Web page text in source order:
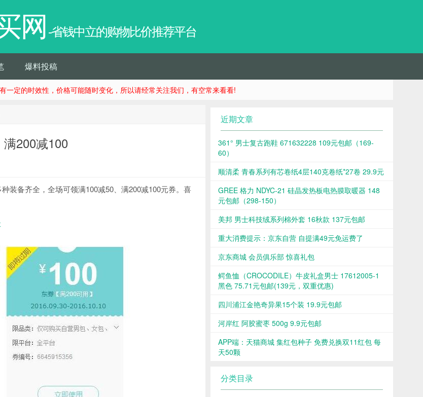
网 -省钱中立的购物比价推荐平台
爆料投稿
定的时效性，价格可能随时变化，所以请经常关注我们，有空常来看看!
200减100
装备齐全，全场可领满100减50、满200减100元券。喜
近期文章
361° 男士复古跑鞋 671632228 109元包邮（169-
60）
顺清柔 青春系列有芯卷纸4层140克卷纸*27卷 29.9元
GREE 格力 NDYC-21 硅晶发热板电热膜取暖器 148
元包邮（298-150）
美邦 男士科技绒系列棉外套 16秋款 137元包邮
重大消费提示：京东自营 自提满49元免运费了
京东商城 会员俱乐部 惊喜礼包
鳄鱼恤（CROCODILE）牛皮礼盒男士 17612005-1
黑色 75.71元包邮(139元，双重优惠)
四川浦江金艳奇异果15个装 19.9元包邮
河岸红 阿胶蜜枣 500g 9.9元包邮
APP端：天猫商城 集红包种子 免费兑换双11红包 每
天50颗
分类目录